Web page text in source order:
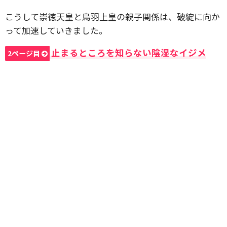
こうして崇徳天皇と鳥羽上皇の親子関係は、破綻に向か
って加速していきました。
2ページ目 止まるところを知らない陰湿なイジメ